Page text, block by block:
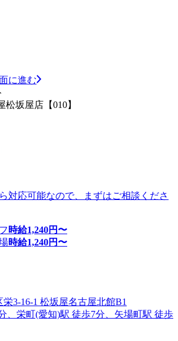
に進む
坂屋店【010】
対応可能なので、まずはご相談くださ
時給1,240円〜
時給1,240円〜
3-16-1 松坂屋名古屋北館B1
、栄町(愛知)駅 徒歩7分、矢場町駅 徒歩